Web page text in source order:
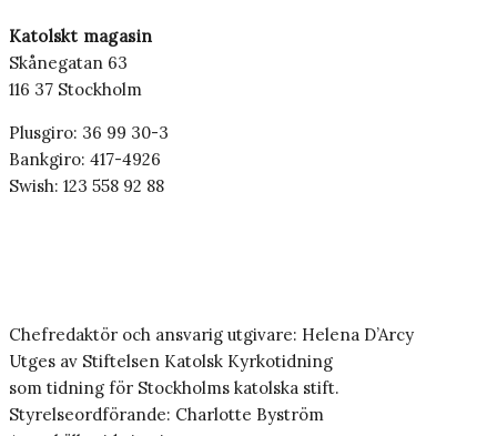
Katolskt magasin
Skånegatan 63
116 37 Stockholm
Plusgiro: 36 99 30-3
Bankgiro: 417-4926
Swish: 123 558 92 88
Chefredaktör och ansvarig utgivare: Helena D’Arcy
Utges av Stiftelsen Katolsk Kyrkotidning
som tidning för Stockholms katolska stift.
Styrelseordförande: Charlotte Byström